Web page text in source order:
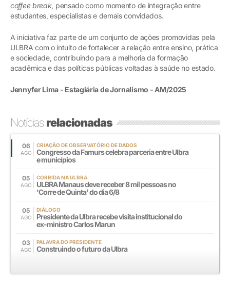
coffee break, pensado como momento de integração entre
estudantes, especialistas e demais convidados.
A iniciativa faz parte de um conjunto de ações promovidas pela
ULBRA com o intuito de fortalecer a relação entre ensino, prática
e sociedade, contribuindo para a melhoria da formação
acadêmica e das políticas públicas voltadas à saúde no estado.
Jennyfer Lima - Estagiária de Jornalismo - AM/2025
Notíciasrelacionadas
06
AGO
CRIAÇÃO DE OBSERVATÓRIO DE DADOS
Congresso da Famurs celebra parceria entre Ulbra
e municípios
05
AGO
CORRIDA NA ULBRA
ULBRA Manaus deve receber 8 mil pessoas no
'Corre de Quinta' do dia 6/8
05
AGO
DIÁLOGO
Presidente da Ulbra recebe visita institucional do
ex-ministro Carlos Marun
03
AGO
PALAVRA DO PRESIDENTE
Construindo o futuro da Ulbra